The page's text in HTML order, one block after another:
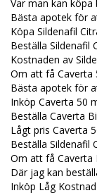
Var man kan köpa
Bästa apotek för
Köpa Sildenafil
Beställa Sildenafil
Kostnaden av
Om att få Caverta
Bästa apotek för
Inköp Caverta 50
Beställa Caverta
Lågt pris Caverta
Beställa Sildenafil
Om att få Caverta
Där jag kan
Inköp Låg